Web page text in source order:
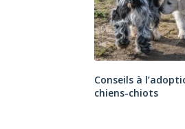
Conseils à
chiens-chiots